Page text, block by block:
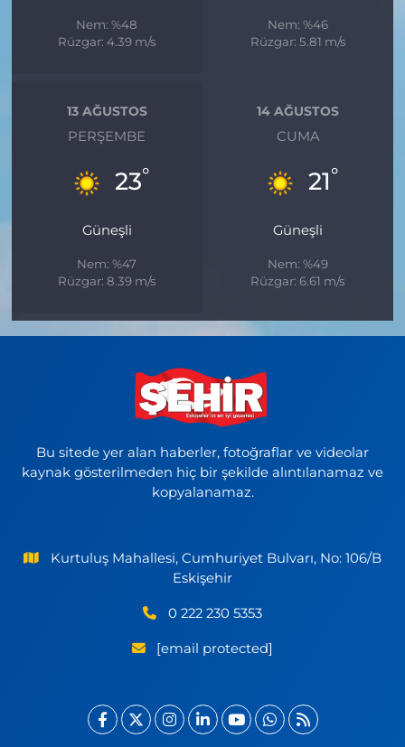
Nem: %48
Rüzgar: 4.39 m/s
Nem: %46
Rüzgar: 5.81 m/s
13 AĞUSTOS
PERŞEMBE
23°
Güneşli
Nem: %47
Rüzgar: 8.39 m/s
14 AĞUSTOS
CUMA
21°
Güneşli
Nem: %49
Rüzgar: 6.61 m/s
Bu sitede yer alan haberler, fotoğraflar ve videolar
kaynak gösterilmeden hiç bir şekilde alıntılanamaz ve
kopyalanamaz.
Kurtuluş Mahallesi, Cumhuriyet Bulvarı, No: 106/B
Eskişehir
0 222 230 5353
[email protected]